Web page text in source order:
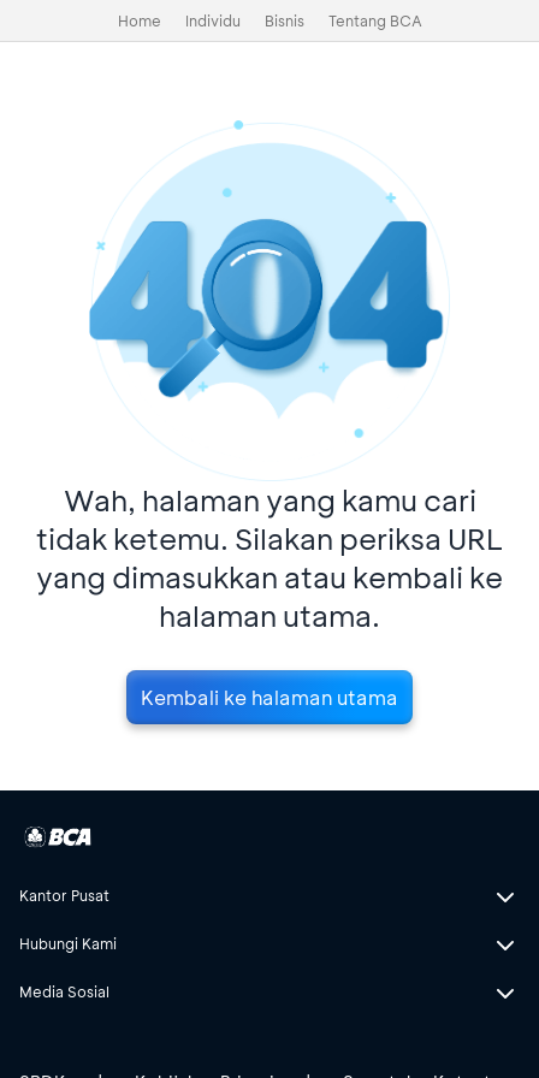
Home Individu Bisnis Tentang BCA
Wah, halaman yang kamu cari
tidak ketemu. Silakan periksa URL
yang dimasukkan atau kembali ke
halaman utama.
Kembali ke halaman utama
Kantor Pusat
Hubungi Kami
Media Sosial